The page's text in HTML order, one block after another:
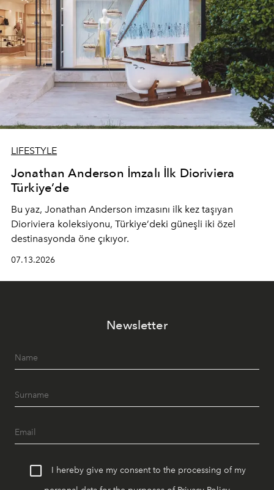
LIFESTYLE
Jonathan Anderson İmzalı İlk Dioriviera
Türkiye’de
Bu yaz, Jonathan Anderson imzasını ilk kez taşıyan
Dioriviera koleksiyonu, Türkiye’deki güneşli iki özel
destinasyonda öne çıkıyor.
07.13.2026
Newsletter
I hereby give my consent to the processing of my